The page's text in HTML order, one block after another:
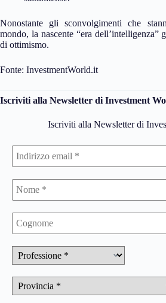
Nonostante gli sconvolgimenti che
mondo, la nascente “era dell’intelligenza”
di ottimismo.
Fonte: InvestmentWorld.it
Iscriviti alla Newsletter di Investment
Iscriviti alla Newsletter di